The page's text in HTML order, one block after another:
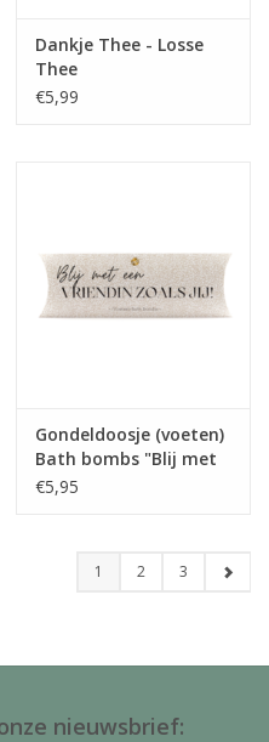
Dankje Thee - Losse
Thee
€5,99
Gondeldoosje (voeten)
Bath bombs "Blij met
een Vriendin zoals jij" -
€5,95
1 2 3
nieuwsbrief: